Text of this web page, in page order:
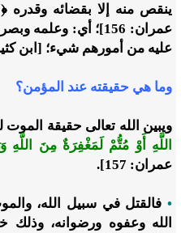
ينقص منه إلا بقضائه وقدره
عمران: 156]؛ أي:
عليه من أمورهم شيء؛ [ابن
وما هي حقيقته عند المؤمن؟
ويبين الله تعالى حقيقة
اللَّهِ أَوْ مُتُّمْ لَمَغْفِرَةٌ مِنَ
عمران: 157].
• فالقتل في سبيل الله،
الله وعفوه ورضوانه، وذلك